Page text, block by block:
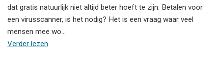
dat gratis natuurlijk niet altijd beter hoeft te zijn. Betalen voor
een virusscanner, is het nodig? Het is een vraag waar veel
mensen mee wo…
Verder lezen